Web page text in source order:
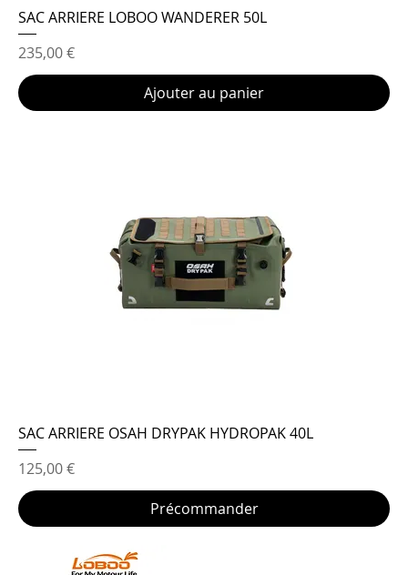
SAC ARRIERE LOBOO WANDERER 50L
Prix
235,00 €
Ajouter au panier
SAC ARRIERE OSAH DRYPAK HYDROPAK 40L
Prix
125,00 €
Précommander